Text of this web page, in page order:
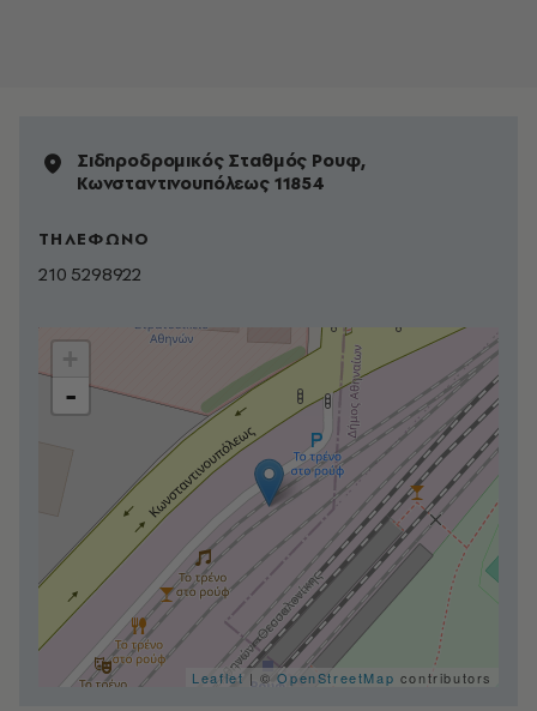
Σιδηροδρoμικός Σταθμός Ρουφ,
Κωνσταντινουπόλεως 11854
ΤΗΛΕΦΩΝΟ
210 5298922
-
Leaflet | ©OpenStreetMap contributors